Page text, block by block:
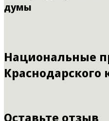
думы
Национальные
Краснодарского
Оставьте отзыв